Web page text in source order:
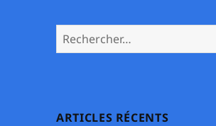
Rechercher :
ARTICLES RÉCENTS